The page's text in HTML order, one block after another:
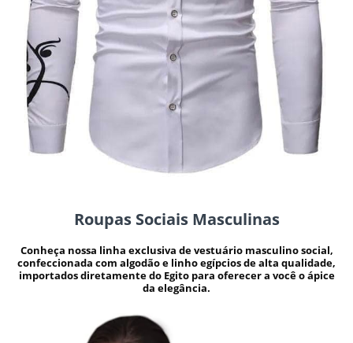
Roupas Sociais Masculinas
Conheça nossa linha exclusiva de vestuário masculino social,
confeccionada com algodão e linho egípcios de alta qualidade,
importados diretamente do Egito para oferecer a você o ápice
da elegância.